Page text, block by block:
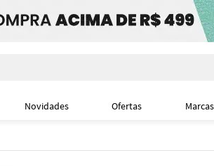
Novidades Ofertas Marcas